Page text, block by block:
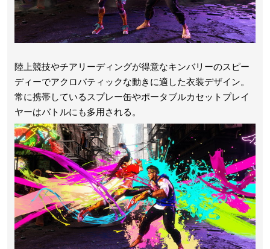
陸上競技やチアリーディングが得意なキンバリーのスピー
ディーでアクロバティックな動きに適した衣装デザイン。
常に携帯しているスプレー缶やポータブルカセットプレイ
ヤーはバトルにも多用される。